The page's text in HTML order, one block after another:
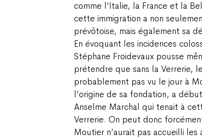
comme l’Italie, la France et la
cette immigration a non
prévôtoise, mais également sa
En évoquant les incidences
Stéphane Froidevaux pousse
prétendre que sans la Verrerie,
probablement pas vu le jour à
l’origine de sa fondation, a
Anselme Marchal qui tenait à
Verrerie. On peut donc
Moutier n’aurait pas accueilli